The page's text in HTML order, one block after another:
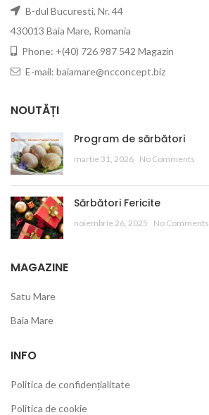
B-dul Bucuresti, Nr. 44
430013 Baia Mare, Romania
Phone: +(40) 726 987 542 Magazin
E-mail: baiamare@ncconcept.biz
NOUTĂȚI
Program de sărbători
martie 31, 2026 No Comments
Sărbători Fericite
noiembrie 26, 2025 No Comments
MAGAZINE
Satu Mare
Baia Mare
INFO
Politica de confidențialitate
Politica de cookie